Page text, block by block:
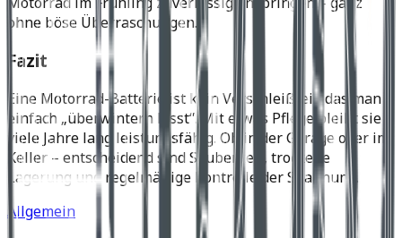
ohne böse Überraschungen.
Fazit
Eine Motorrad-Batterie ist kein Verschleißteil, das man
einfach „überwintern lässt“. Mit etwas Pflege bleibt sie
viele Jahre lang leistungsfähig. Ob in der Garage oder im
Keller – entscheidend sind Sauberkeit, trockene
Lagerung und regelmäßige Kontrolle der Spannung.
Allgemein